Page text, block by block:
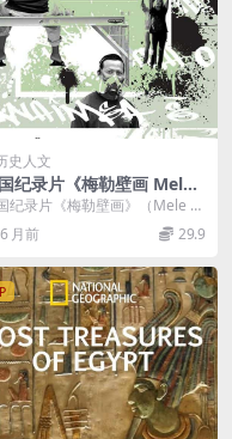
史人文
纪录片《梅勒壁画 Mele
2016》英语中英双字
方纯净版 1080P/MKV/2.6G
艺术
纪录片《梅勒壁画》（Mele M
2016） 这部聚焦涂鸦艺术与
6 月前 29.9